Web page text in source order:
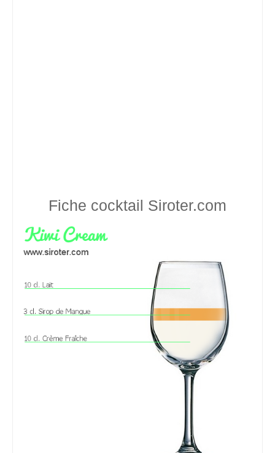
Fiche cocktail Siroter.com